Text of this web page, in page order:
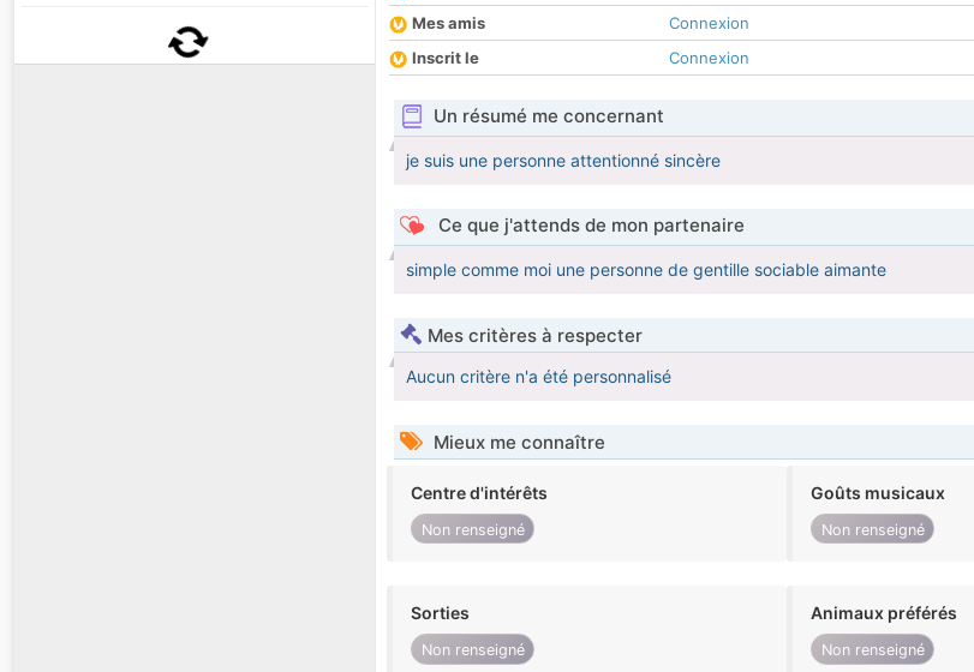
Mes amis
Connexion
Inscrit le
Connexion
Un résumé me concernant
je suis une personne attentionné sincère
Ce que j'attends de mon partenaire
simple comme moi une personne de gentille sociable aimante
Mes critères à respecter
Aucun critère n'a été personnalisé
Mieux me connaître
Centre d'intérêts
Non renseigné
Goûts musicaux
Non renseigné
Sorties
Non renseigné
Animaux préférés
Non renseigné